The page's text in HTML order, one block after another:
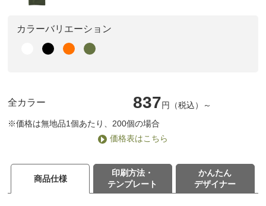
カラーバリエーション
全カラー 837円（税込）～
※価格は無地品1個あたり、200個の場合
価格表はこちら
商品仕様
印刷方法・
テンプレート
かんたん
デザイナー